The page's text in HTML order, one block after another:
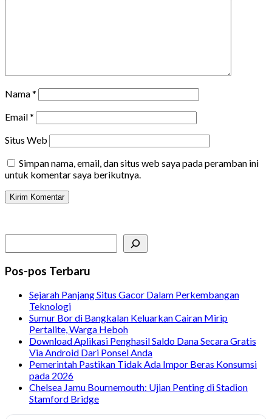
Nama*
Email*
Situs Web
Simpan nama, email, dan situs web saya pada peramban ini
untuk komentar saya berikutnya.
Pos-pos Terbaru
Sejarah Panjang Situs Gacor Dalam Perkembangan
Teknologi
Sumur Bor di Bangkalan Keluarkan Cairan Mirip
Pertalite, Warga Heboh
Download Aplikasi Penghasil Saldo Dana Secara Gratis
Via Android Dari Ponsel Anda
Pemerintah Pastikan Tidak Ada Impor Beras Konsumsi
pada 2026
Chelsea Jamu Bournemouth: Ujian Penting di Stadion
Stamford Bridge